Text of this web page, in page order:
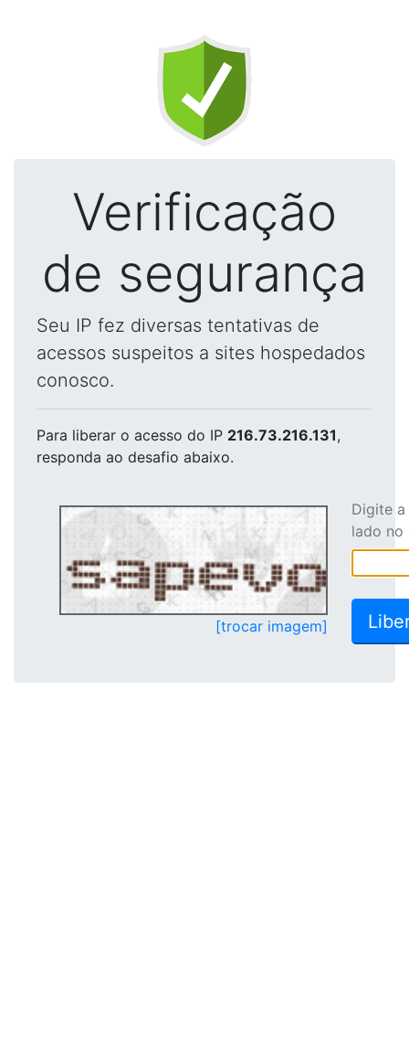
Verificação
de segurança
Seu IP fez diversas tentativas de
acessos suspeitos a sites hospedados
conosco.
Para liberar o acesso do IP 216.73.216.131,
responda ao desafio abaixo.
[trocar imagem]
Digite
lado no